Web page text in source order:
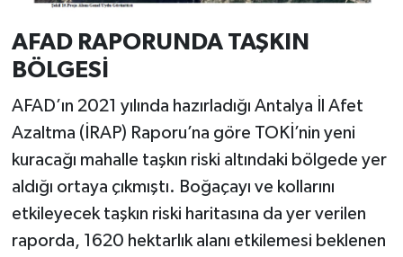
AFAD RAPORUNDA TAŞKIN
BÖLGESİ
AFAD’ın 2021 yılında hazırladığı Antalya İl Afet
Azaltma (İRAP) Raporu’na göre TOKİ’nin yeni
kuracağı mahalle taşkın riski altındaki bölgede yer
aldığı ortaya çıkmıştı. Boğaçayı ve kollarını
etkileyecek taşkın riski haritasına da yer verilen
raporda, 1620 hektarlık alanı etkilemesi beklenen